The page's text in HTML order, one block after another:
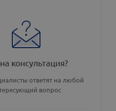
консультация?
ответят на любой
вопрос